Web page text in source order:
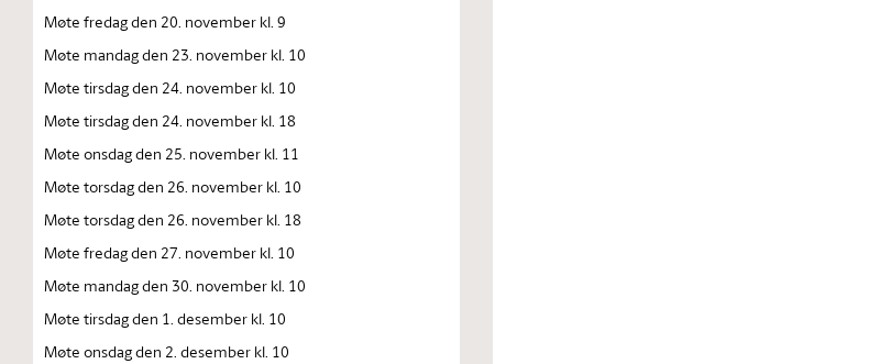
Møte fredag den 20. november kl. 9
Møte mandag den 23. november kl. 10
Møte tirsdag den 24. november kl. 10
Møte tirsdag den 24. november kl. 18
Møte onsdag den 25. november kl. 11
Møte torsdag den 26. november kl. 10
Møte torsdag den 26. november kl. 18
Møte fredag den 27. november kl. 10
Møte mandag den 30. november kl. 10
Møte tirsdag den 1. desember kl. 10
Møte onsdag den 2. desember kl. 10